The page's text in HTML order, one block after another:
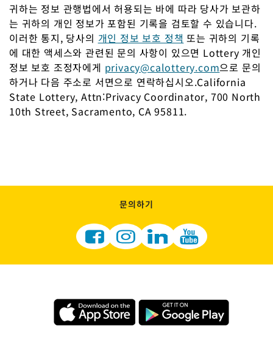
귀하는 정보 관행법에서 허용되는 바에 따라 당사가 보관하
는 귀하의 개인 정보가 포함된 기록을 검토할 수 있습니다.
이러한 통지, 당사의 개인 정보 보호 정책 또는 귀하의 기록
에 대한 액세스와 관련된 문의 사항이 있으면 Lottery 개인
정보 보호 조정자에게 privacy@calottery.com으로 문의
하거나 다음 주소로 서면으로 연락하십시오.California
State Lottery,Attn:Privacy Coordinator, 700 North
10th Street, Sacramento, CA 95811.
문의하기